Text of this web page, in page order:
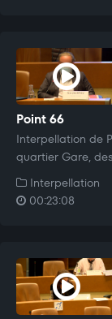
Point 66
Interpellation de
quartier Gare,
Interpellation
00:23:08